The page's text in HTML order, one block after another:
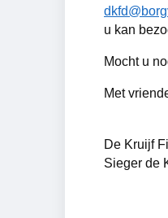
u kan
Mocht u
Met
De Kruijf
Sieger de